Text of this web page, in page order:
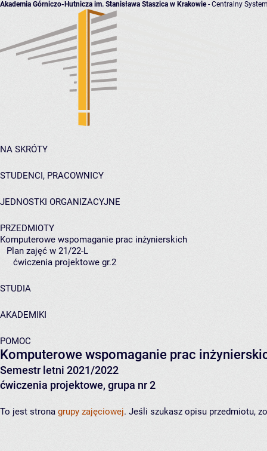
Akademia Górniczo-Hutnicza im. Stanisława Staszica w Krakowie- Centralny
NA SKRÓTY
STUDENCI, PRACOWNICY
JEDNOSTKI ORGANIZACYJNE
PRZEDMIOTY
Komputerowe wspomaganie prac inżynierskich
Plan zajęć w 21/22-L
ćwiczenia projektowe gr.2
STUDIA
AKADEMIKI
POMOC
Komputerowe wspomaganie prac
Semestr letni 2021/2022
ćwiczenia projektowe, grupa nr 2
To jest strona grupy zajęciowej. Jeśli szukasz opisu przedmiotu,